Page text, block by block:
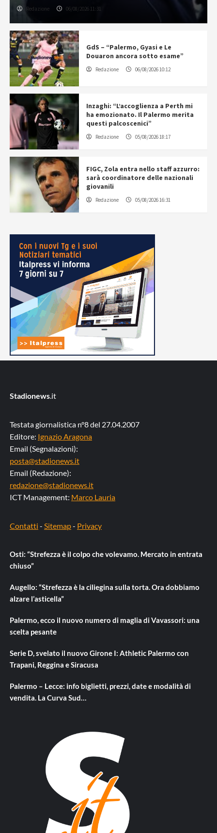
Redazione 06/08/2026 11:31
GdS – “Palermo, Gyasi e Le
Douaron ancora sotto esame”
Redazione 06/08/2026 10:12
Inzaghi: “L’accoglienza a Perth mi
ha emozionato. Il Palermo merita
questi palcoscenici”
Redazione 05/08/2026 18:17
FIGC, Zola entra nello staff azzurro:
sarà coordinatore delle nazionali
giovanili
Redazione 05/08/2026 16:31
Stadionews.it
Testata giornalistica n°8 del 27.04.2007
Editore: Ignazio Aragona
Email (Segnalazioni):
posta@stadionews.it
Email (Redazione):
redazione@stadionews.it
ICT Management: Marco Lauria
Contatti - Sitemap- Privacy
Osti: “Strefezza è il colpo che volevamo. Mercato in entrata
chiuso”
Augello: “Strefezza è la ciliegina sulla torta. Ora dobbiamo
alzare l’asticella”
Palermo, ecco il nuovo numero di maglia di Vavassori: una
scelta pesante
Serie D, svelato il nuovo Girone I: Athletic Palermo con
Trapani, Reggina e Siracusa
Palermo – Lecce: info biglietti, prezzi, date e modalità di
vendita. La Curva Sud…